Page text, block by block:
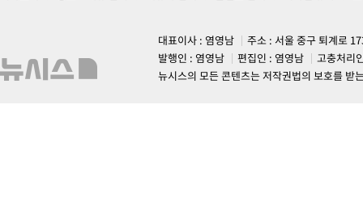
대표이사 : 염영남
주소 : 서울 중구 퇴계로
발행인 : 염영남
편집인 : 염영남
고충처리
뉴시스의 모든 콘텐츠는 저작권법의 보호를